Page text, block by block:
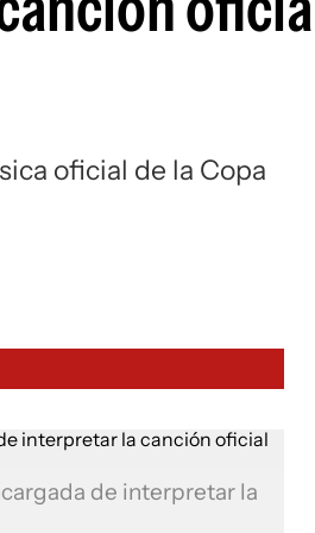
oficial de la Copa
de interpretar la